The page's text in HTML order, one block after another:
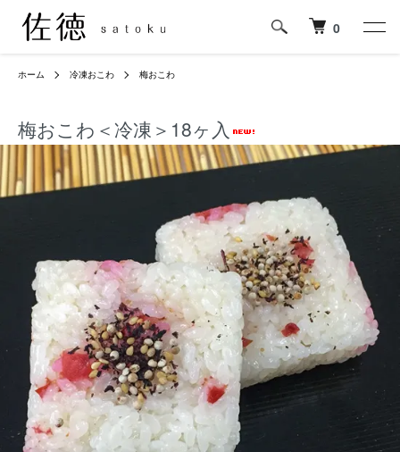
0
ホーム 冷凍おこわ 梅おこわ
梅おこわ＜冷凍＞18ヶ入